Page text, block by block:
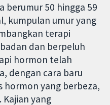
berumur 50 hingga 59
kumpulan umur yang
terapi
dan berpeluh
hormon telah
dengan cara baru
hormon yang berbeza,
Kajian yang